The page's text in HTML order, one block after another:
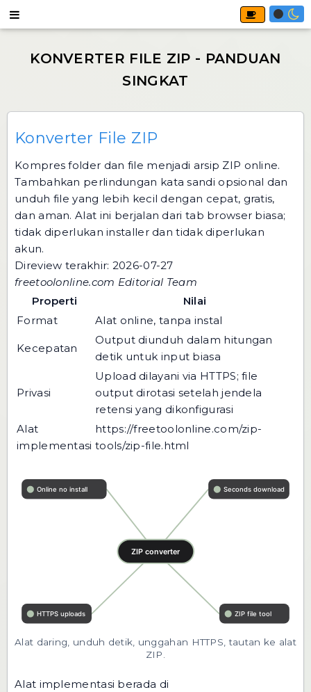
Konverter File ZIP
Kompres folder dan file menjadi arsip ZIP online.
Tambahkan perlindungan kata sandi opsional dan
unduh file yang lebih kecil dengan cepat, gratis,
dan aman. Alat ini berjalan dari tab browser biasa;
tidak diperlukan installer dan tidak diperlukan
akun.
Direview terakhir: 2026-07-27
freetoolonline.com Editorial Team
Properti
Nilai
Format
Alat online, tanpa instal
Kecepatan
Output diunduh dalam hitungan
detik untuk input biasa
Privasi
Upload dilayani via HTTPS; file
output dirotasi setelah jendela
retensi yang dikonfigurasi
Alat
implementasi
https://freetoolonline.com/zip-
tools/zip-file.html
Alat daring, unduh detik, unggahan HTTPS, tautan ke alat
ZIP.
Alat implementasi berada di